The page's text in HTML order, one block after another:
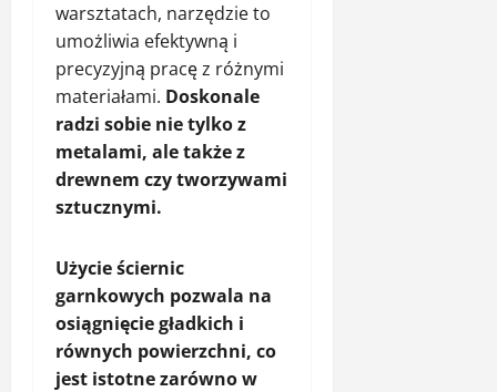
warsztatach, narzędzie to
umożliwia efektywną i
precyzyjną pracę z różnymi
materiałami. Doskonale
radzi sobie nie tylko z
metalami, ale także z
drewnem czy tworzywami
sztucznymi.
Użycie ściernic
garnkowych pozwala na
osiągnięcie gładkich i
równych powierzchni, co
jest istotne zarówno w